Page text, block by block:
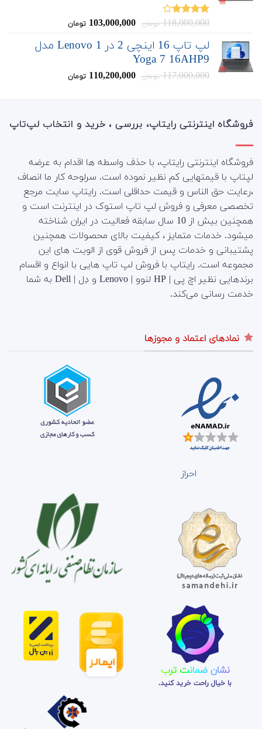
نمره
118,000,000 تومان
قیمت
118,000,000
تومان
بود.
103,000,000 تومانقیمت
103,000,000
لپ تاپ 16 اینچی 2 در 1 Lenovo مدل
Yoga 7 16AHP9
117,000,000 تومان
قیمت
بود.
110,200,000 تومانقیمت
فروشگاه اینترنتی رایتاپ، بررسی ، خرید و انتخاب لپ‌تاپ
فروشگاه اینترنتی رایتاپ، با حذف واسطه ها اقدام به عرضه
لپتاپ با قیمتهایی کم نظیر نموده است. سرلوحه کار ما انصاف
،رعایت حق الناس و قیمت حداقلی است. رایتاپ سایت مرجع
تخصصی معرفی و فروش لپ تاپ استوک در اینترنت است و
همچنین بیش از 10 سال سابقه فعالیت در ایران شناخته
میشود. خدمات متمایز ، کیفیت بالای محصولات همچنین
پشتیبانی و خدمات پس از فروش قوی از الویت های این
مجموعه است. رایتاپ با فروش لپ تاپ هایی با انواع و اقسام
برندهایی نظیر اچ پی | HP لنوو | Lenovo و دِل | Dell به شما
خدمت رسانی می‌کند.
نمادهای اعتماد و مجوزها
احراز
نشان ضمانت ترب
با خیال راحت خرید کنید.